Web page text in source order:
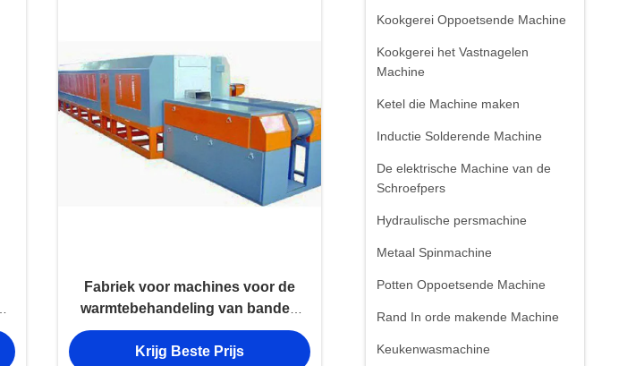
Kookgerei Oppoetsende Machine
Kookgerei het Vastnagelen
Machine
Ketel die Machine maken
Inductie Solderende Machine
De elektrische Machine van de
Schroefpers
Hydraulische persmachine
Metaal Spinmachine
Potten Oppoetsende Machine
Rand In orde makende Machine
Keukenwasmachine
Fabriek voor machines voor de
warmtebehandeling van banden
met een continu mesh
Krijg Beste Prijs